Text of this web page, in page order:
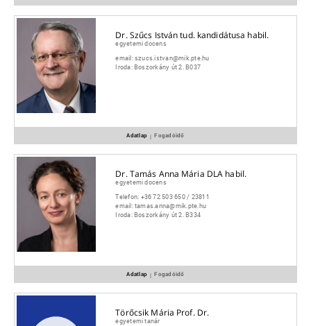
Dr. Szűcs István tud. kandidátusa habil.
egyetemi docens
email:szucs.istvan@mik.pte.hu
Iroda:Boszorkány út 2. B037
Adatlap | Fogadóidő
Dr. Tamás Anna Mária DLA habil.
egyetemi docens
Telefon: +36 72 503 650 / 23811
email:tamas.anna@mik.pte.hu
Iroda:Boszorkány út 2. B334
Adatlap | Fogadóidő
Törőcsik Mária Prof. Dr.
egyetemi tanár